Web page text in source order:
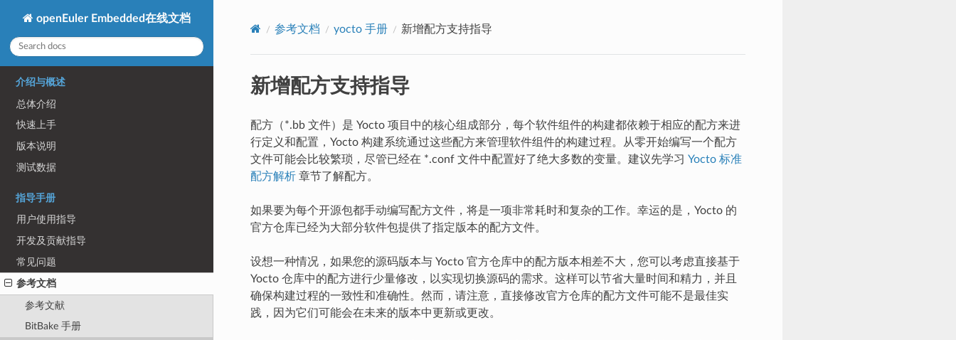
openEuler Embedded在线文档
介绍与概述
总体介绍
快速上手
版本说明
测试数据
指导手册
用户使用指导
开发及贡献指导
常见问题
参考文档
参考文献
BitBake 手册
参考文档 yocto 手册 新增配方支持指导
新增配方支持指导
配方（*.bb 文件）是 Yocto 项目中的核心组成部分，每个软件组件的构建都依赖于相应的配方来进
行定义和配置，Yocto 构建系统通过这些配方来管理软件组件的构建过程。从零开始编写一个配方
文件可能会比较繁琐，尽管已经在 *.conf 文件中配置好了绝大多数的变量。建议先学习 Yocto 标准
配方解析章节了解配方。
如果要为每个开源包都手动编写配方文件，将是一项非常耗时和复杂的工作。幸运的是，Yocto 的
官方仓库已经为大部分软件包提供了指定版本的配方文件。
设想一种情况，如果您的源码版本与 Yocto 官方仓库中的配方版本相差不大，您可以考虑直接基于
Yocto 仓库中的配方进行少量修改，以实现切换源码的需求。这样可以节省大量时间和精力，并且
确保构建过程的一致性和准确性。然而，请注意，直接修改官方仓库的配方文件可能不是最佳实
践，因为它们可能会在未来的版本中更新或更改。